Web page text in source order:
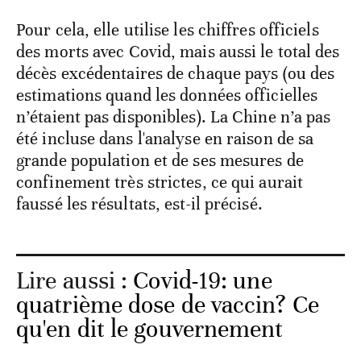
Pour cela, elle utilise les chiffres officiels
des morts avec Covid, mais aussi le total des
décès excédentaires de chaque pays (ou des
estimations quand les données officielles
n’étaient pas disponibles). La Chine n’a pas
été incluse dans l'analyse en raison de sa
grande population et de ses mesures de
confinement très strictes, ce qui aurait
faussé les résultats, est-il précisé.
Lire aussi : Covid-19: une
quatrième dose de vaccin? Ce
qu'en dit le gouvernement